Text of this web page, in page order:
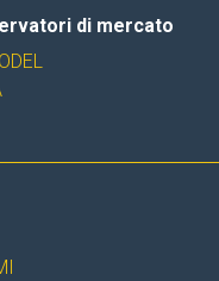
di mercato